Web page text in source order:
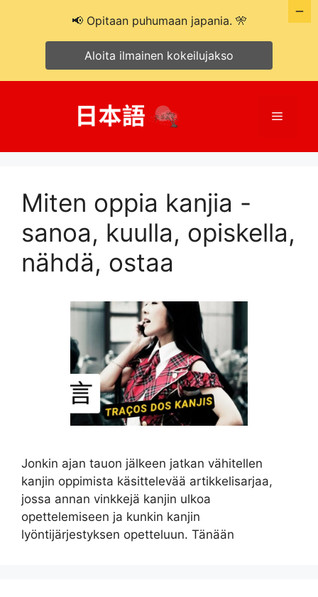
Valikko
Miten oppia kanjia -
sanoa, kuulla, opiskella,
nähdä, ostaa
Jonkin ajan tauon jälkeen jatkan vähitellen
kanjin oppimista käsittelevää artikkelisarjaa,
jossa annan vinkkejä kanjin ulkoa
opettelemiseen ja kunkin kanjin
lyöntijärjestyksen opetteluun. Tänään
📢 Opitaan puhumaan japania. 🎌
Aloita ilmainen kokeilujakso